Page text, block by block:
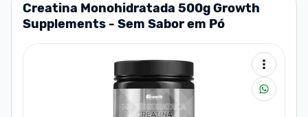
Creatina Monohidratada 500g Growth
Supplements - Sem Sabor em Pó